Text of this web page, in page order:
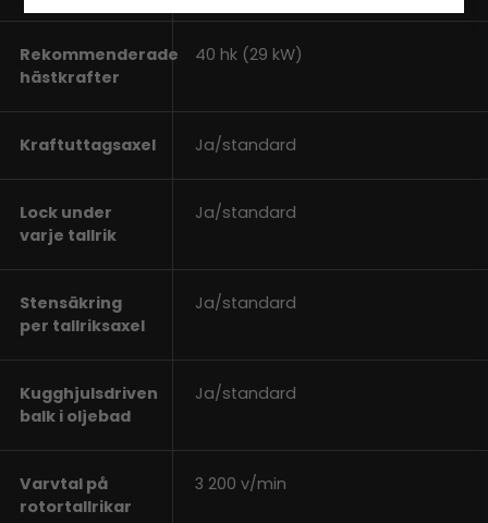
Rekommenderade
hästkrafter
40 hk (29 kW)
Kraftuttagsaxel Ja/standard
Lock under
varje tallrik
Ja/standard
Stensäkring
per tallriksaxel
Ja/standard
Kugghjulsdriven
balk i oljebad
Ja/standard
Varvtal på
rotortallrikar
3 200 v/min